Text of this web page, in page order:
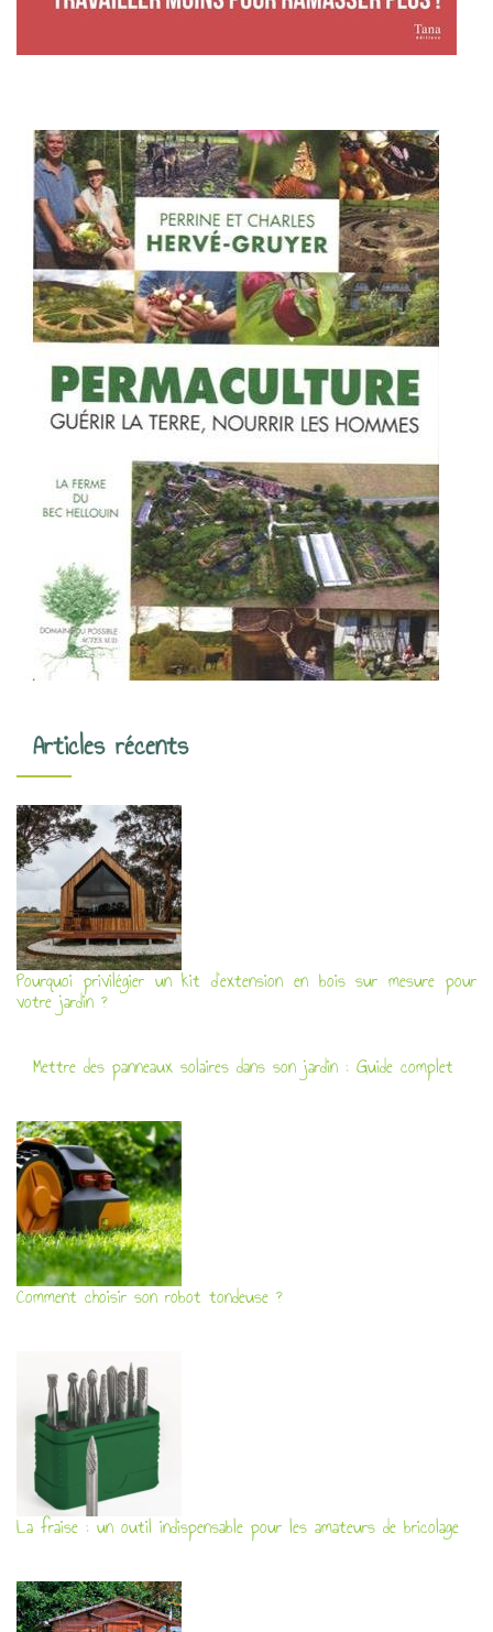
Articles récents
Pourquoi privilégier un kit d’extension en bois sur mesure pour
votre jardin ?
Mettre des panneaux solaires dans son jardin : Guide complet
Comment choisir son robot tondeuse ?
La fraise : un outil indispensable pour les amateurs de bricolage